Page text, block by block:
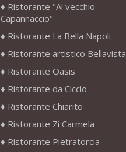
Ristorante "Al vecchio
Capannaccio"
Ristorante La Bella Napoli
Ristorante artistico Bellavista
Ristorante Oasis
Ristorante da Ciccio
Ristorante Chiarito
Ristorante Zì Carmela
Ristorante Pietratorcia